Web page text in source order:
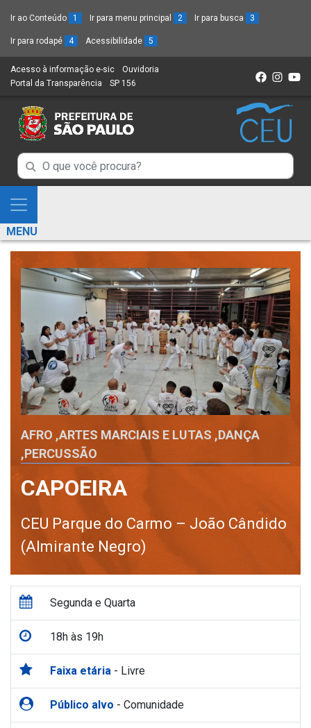
Ir ao Conteúdo 1 Ir para menu principal 2 Ir para busca 3
Ir para rodapé 4 Acessibilidade 5
Acesso à informação e-sic (Link
para
novo
sítio)
Ouvidoria
Portal da Transparência (Link
um
novo
SP 156
Campo
de
Busca
de
informações
Campo
de
de
informações
Mostra
e
Esconde
Menu
MENU
AFRO ,ARTES MARCIAIS E LUTAS ,DANÇA
,PERCUSSÃO
CAPOEIRA
CEU Parque do Carmo – João Cândido
(Almirante Negro)
Segunda e Quarta
18h às 19h
Faixa etária - Livre
Público alvo - Comunidade